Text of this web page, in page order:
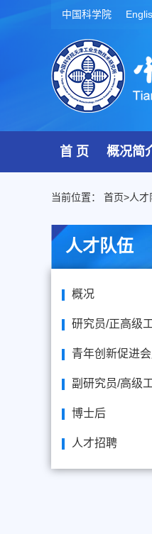
中国科学院
首 页 概况简
当前位置： 首页>人才
人才队伍
概况
研究员/正高级
青年创新促进
副研究员/高级
博士后
人才招聘